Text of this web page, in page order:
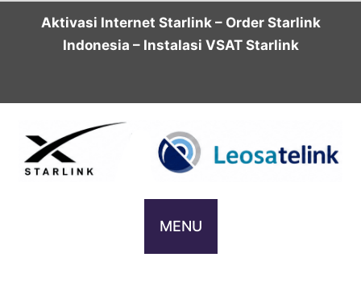
Aktivasi Internet Starlink – Order Starlink
Indonesia – Instalasi VSAT Starlink
MENU